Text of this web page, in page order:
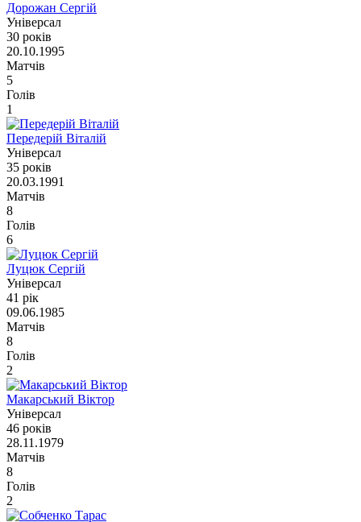
Дорожан Сергій
Універсал
30 років
20.10.1995
Матчів
5
Голів
1
Передерій Віталій
Універсал
35 років
20.03.1991
Матчів
8
Голів
6
Луцюк Сергій
Універсал
41 рік
09.06.1985
Матчів
8
Голів
2
Макарський Віктор
Універсал
46 років
28.11.1979
Матчів
8
Голів
2